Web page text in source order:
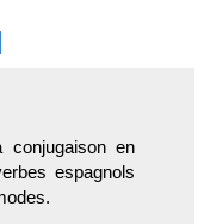
en
espagnols